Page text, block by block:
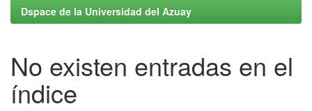
Dspace de la Universidad del Azuay
No existen entradas en el
índice